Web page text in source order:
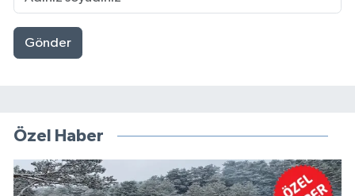
Gönder
Özel Haber